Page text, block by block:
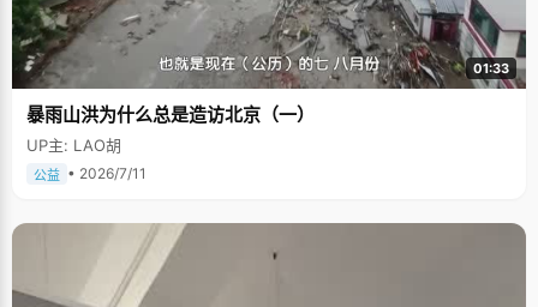
01:33
暴雨山洪为什么总是造访北京（一）
UP主: LAO胡
公益 • 2026/7/11